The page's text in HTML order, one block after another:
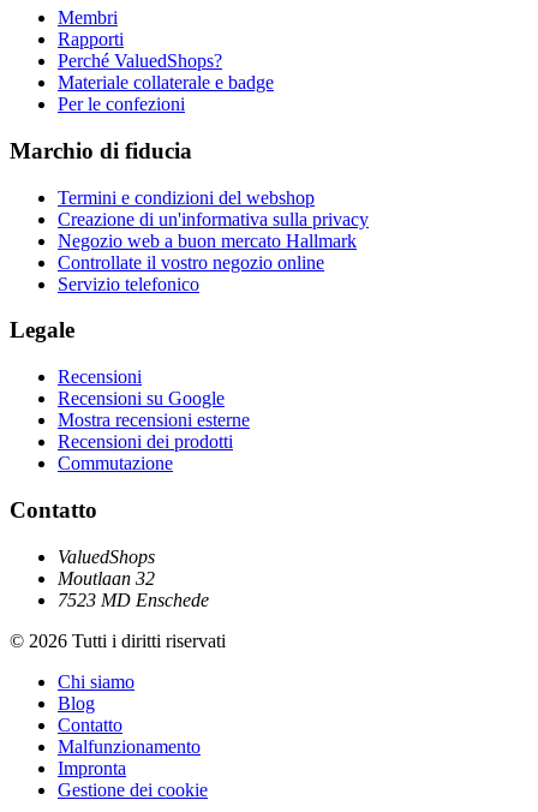
Membri
Rapporti
Perché ValuedShops?
Materiale collaterale e badge
Per le confezioni
Marchio di fiducia
Termini e condizioni del webshop
Creazione di un'informativa sulla privacy
Negozio web a buon mercato Hallmark
Controllate il vostro negozio online
Servizio telefonico
Legale
Recensioni
Recensioni su Google
Mostra recensioni esterne
Recensioni dei prodotti
Commutazione
Contatto
ValuedShops
Moutlaan 32
7523 MD Enschede
© 2026 Tutti i diritti riservati
Chi siamo
Blog
Contatto
Malfunzionamento
Impronta
Gestione dei cookie